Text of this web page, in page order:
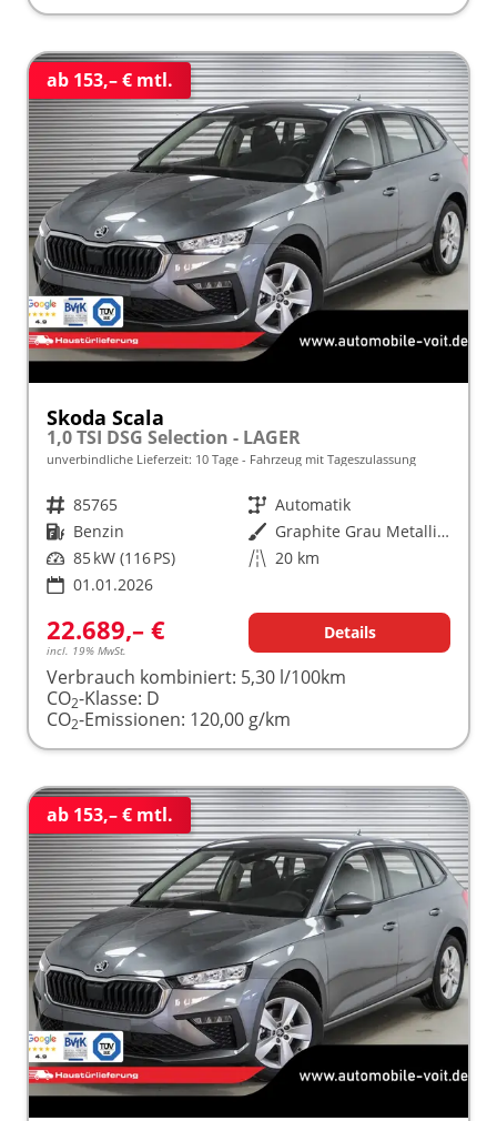
ab 153,– € mtl.
Skoda Scala
1,0 TSI DSG Selection - LAGER
unverbindliche Lieferzeit: 10 Tage Fahrzeug mit Tageszulassung
Fahrzeugnr. 85765 Getriebe Automatik
Kraftstoff Benzin Außenfarbe
Graphite Grau Metallic (5X)
Leistung 85 kW (116 PS) Kilometerstand 20 km
01.01.2026
22.689,– €
incl. 19% MwSt.
Details
Verbrauch kombiniert: 5,30 l/100km
CO2-Klasse: D
CO2-Emissionen: 120,00 g/km
ab 153,– € mtl.